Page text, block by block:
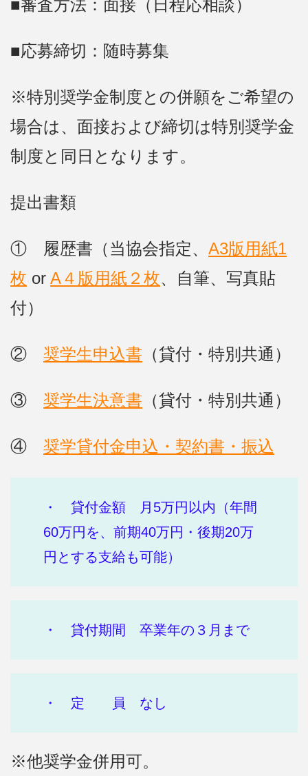
■審査方法：面接（日程応相談）
■応募締切：随時募集
※特別奨学金制度との併願をご希望の
場合は、面接および締切は特別奨学金
制度と同日となります。
提出書類
① 履歴書（当協会指定、 A3版用紙1
枚 or A４版用紙２枚、自筆、写真貼
付）
② 奨学生申込書 （貸付・特別共通）
③ 奨学生決意書 （貸付・特別共通）
④ 奨学貸付金申込・契約書・振込
・ 貸付金額 月5万円以内（年間
60万円を、前期40万円・後期20万
円とする支給も可能）
・ 貸付期間 卒業年の３月まで
・ 定 員 なし
※他奨学金併用可。